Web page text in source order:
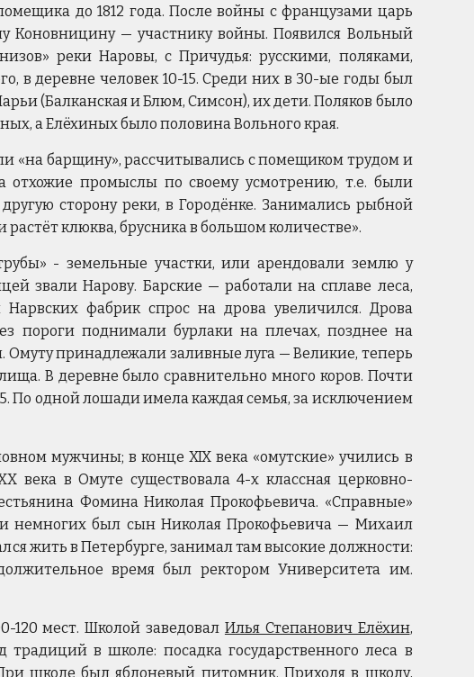
до 1812 года. После войны с французами царь
Коновницину — участнику войны. Появился Вольный
реки Наровы, с Причудья: русскими, поляками,
в деревне человек 10-15. Среди них в 30-ые годы был
(Балканская и Блюм, Симсон), их дети. Поляков было
а Елёхиных было половина Вольного края.
«на барщину», рассчитывались с помещиком трудом и
промыслы по своему усмотрению, т.е. были
сторону реки, в Городёнке. Занимались рыбной
растёт клюква, брусника в большом количестве».
- земельные участки, или арендовали землю у
звали Нарову. Барские — работали на сплаве леcа,
фабрик спрос на дрова увеличился. Дрова
пороги поднимали бурлаки на плечах, позднее на
Омуту принадлежали заливные луга — Великие, теперь
В деревне было сравнительно много коров. Почти
По одной лошади имела каждая семья, за исключением
мужчины; в конце XIX века «омутские» учились в
века в Омуте существовала 4-х классная церковно-
Фомина Николая Прокофьевича. «Справные»
немногих был сын Николая Прокофьевича — Михаил
жить в Петербурге, занимал там высокие должности:
время был ректором Университета им.
120 мест. Школой заведовал Илья Степанович Елёхин,
в школе: посадка государственного леса в
школе был яблоневый питомник. Приходя в школу,